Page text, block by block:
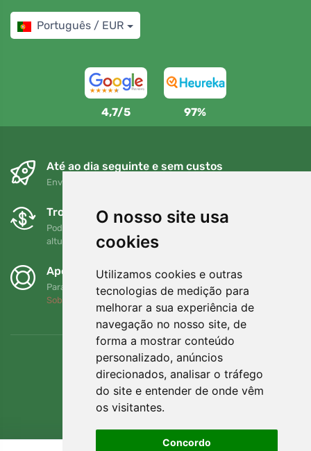
O nosso site usa
cookies
Utilizamos cookies e outras
tecnologias de medição para
melhorar a sua experiência de
navegação no nosso site, de
forma a mostrar conteúdo
personalizado, anúncios
direcionados, analisar o tráfego
do site e entender de onde vêm
os visitantes.
Concordo
Português / EUR
4,7/5 97%
Até ao dia seguinte e sem custos
Envio gratuito para encomendas superiores a 80 EUR
Trocas e devoluções gratuitas
Pode devolver ou trocar a sua encomenda em qualquer
altura no prazo de 90 dias
Apoiamos a Trees.org
Para cada encomenda plantamos uma árvore! Leia mais
Sobre nós